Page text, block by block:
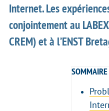
Internet. Les
conjointement au
CREM) et à l’ENST
SOMMAIRE